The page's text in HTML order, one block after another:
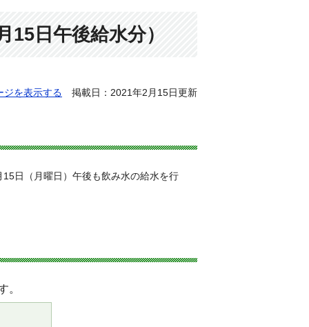
日午後給水分）
ジを表示する 掲載日：2021年2月15日更新
日（月曜日）午後も飲み水の給水を行
。